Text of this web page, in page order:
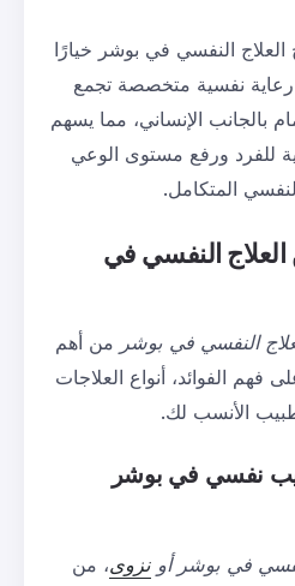
النفسي في بوشر خيارًا
نفسية متخصصة تجمع
بالجانب الإنساني، مما يسهم
للفرد ورفع مستوى الوعي
المتكامل.
العلاج النفسي في
النفسي في بوشر من أهم
الفوائد، أنواع العلاجات
الأنسب لك.
نفسي في بوشر
في بوشر أو نزوى، من